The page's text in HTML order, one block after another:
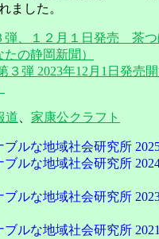
ました。
弾、１２月１日発売 茶つ
の静岡新聞）
３弾 2023年12月1日発売
道、 家康公クラフト
ルな地域社会研究所
ルな地域社会研究所
ルな地域社会研究所
ルな地域社会研究所